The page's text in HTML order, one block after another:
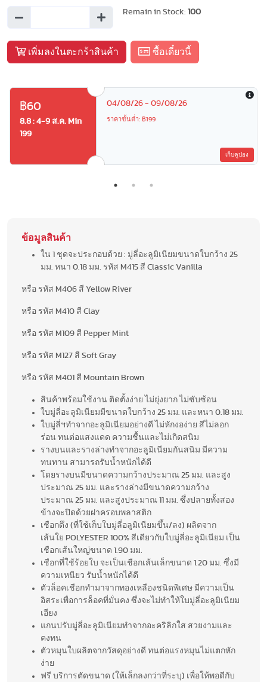
Remain in Stock: 100
เพิ่มลงในตะกร้าสินค้า ซื้อเดี๋ยวนี้
฿60
8.8 : 4-9 ส.ค. Min
199
04/08/26 - 09/08/26
ราคาขั้นต่ำ: ฿199
เก็บคูปอง
ข้อมูลสินค้า
ใน 1 ชุดจะประกอบด้วย : มู่ลี่อะลูมิเนียมขนาดใบกว้าง 25
มม. หนา 0.18 มม. รหัส M415 สี Classic Vanilla
หรือ รหัส M406 สี Yellow River
หรือ รหัส M410 สี Clay
หรือ รหัส M109 สี Pepper Mint
หรือ รหัส M127 สี Soft Gray
หรือ รหัส M401 สี Mountain Brown
สินค้าพร้อมใช้งาน ติดตั้งง่าย ไม่ยุ่งยาก ไม่ซับซ้อน
ใบมู่ลี่อะลูมิเนียมมีขนาดใบกว้าง 25 มม. และหนา 0.18 มม.
ใบมู่ลี่ฯทำจากอะลูมิเนียมอย่างดี ไม่หักงอง่าย สีไม่ลอก
ร่อน ทนต่อแสงแดด ความชื้นและไม่เกิดสนิม
รางบนและรางล่างทำจากอะลูมิเนียมกันสนิม มีความ
ทนทาน สามารถรับน้ำหนักได้ดี
โดยรางบนมีขนาดความกว้างประมาณ 25 มม. และสูง
ประมาณ 25 มม. และรางล่างมีขนาดความกว้าง
ประมาณ 25 มม. และสูงประมาณ 11 มม. ซึ่งปลายทั้งสอง
ข้างจะปิดด้วยฝาครอบพลาสติก
เชือกดึง (ที่ใช้เก็บใบมู่ลี่อลูมิเนียมขึ้น/ลง) ผลิตจาก
เส้นใย POLYESTER 100% สีเดียวกับใบมู่ลี่อะลูมิเนียม เป็น
เชือกเส้นใหญ่ขนาด 1.90 มม.
เชือกที่ใช้ร้อยใบ จะเป็นเชือกเส้นเล็กขนาด 1.20 มม. ซึ่งมี
ความเหนียว รับน้ำหนักได้ดี
ตัวล็อคเชือกทำมาจากทองเหลืองชนิดพิเศษ มีความเป็น
อิสระเพื่อการล็อคที่มั่นคง ซึ่งจะไม่ทำให้ใบมู่ลี่อะลูมิเนียม
เอียง
แกนปรับมู่ลี่อะลูมิเนียมทำจากอะคริลิกใส สวยงามและ
คงทน
ตัวหมุนใบผลิตจากวัสดุอย่างดี ทนต่อแรงหมุนไม่แตกหัก
ง่าย
ฟรี บริการตัดขนาด (ให้เล็กลงกว่าที่ระบุ) เพื่อให้พอดีกับ